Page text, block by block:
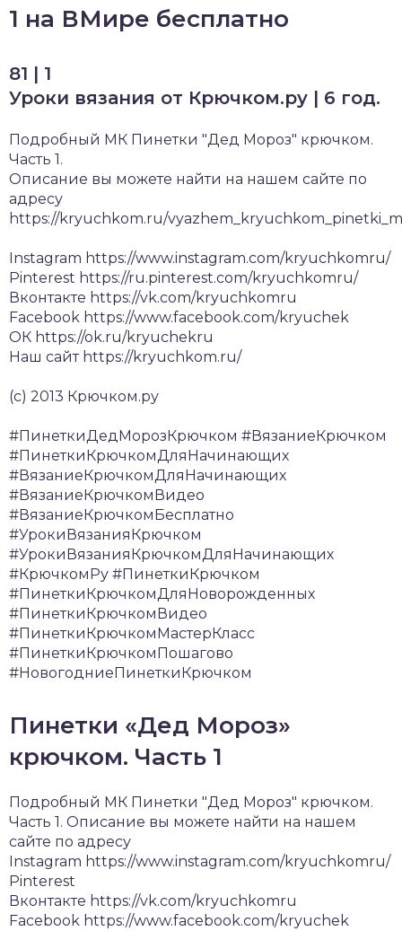
1 на ВМире бесплатно
81 | 1
Уроки вязания от Крючком.ру | 6 год.
Подробный МК Пинетки "Дед Мороз" крючком.
Часть 1.
Описание вы можете найти на нашем сайте по
адресу
https://kryuchkom.ru/
Instagram https://www.instagram.com/kryuchkomru/
Pinterest https://ru.pinterest.com/kryuchkomru/
Вконтакте https://vk.com/kryuchkomru
Facebook https://www.facebook.com/kryuchek
ОК https://ok.ru/kryuchekru
Наш сайт https://kryuchkom.ru/
(c) 2013 Крючком.ру
#ПинеткиДедМорозКрючком #ВязаниеКрючком
#ПинеткиКрючкомДляНачинающих
#ВязаниеКрючкомДляНачинающих
#ВязаниеКрючкомВидео
#ВязаниеКрючкомБесплатно
#УрокиВязанияКрючком
#УрокиВязанияКрючкомДляНачинающих
#КрючкомРу #ПинеткиКрючком
#ПинеткиКрючкомДляНоворожденных
#ПинеткиКрючкомВидео
#ПинеткиКрючкомМастерКласс
#ПинеткиКрючкомПошагово
#НовогодниеПинеткиКрючком
Пинетки «Дед Мороз»
крючком. Часть 1
Подробный МК Пинетки "Дед Мороз" крючком.
Часть 1. Описание вы можете найти на нашем
сайте по адресу
Instagram https://www.instagram.com/kryuchkomru/
Pinterest
Вконтакте https://vk.com/kryuchkomru
Facebook https://www.facebook.com/kryuchek